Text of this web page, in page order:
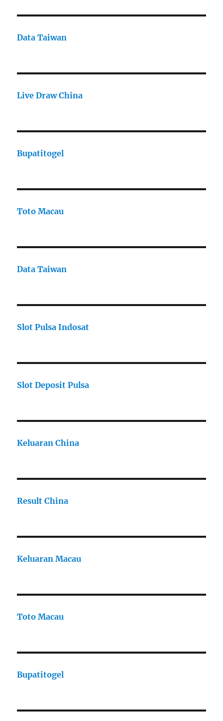
Data Taiwan
Live Draw China
Bupatitogel
Toto Macau
Data Taiwan
Slot Pulsa Indosat
Slot Deposit Pulsa
Keluaran China
Result China
Keluaran Macau
Toto Macau
Bupatitogel